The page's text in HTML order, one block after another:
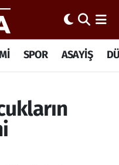
SPOR ASAYİŞ
Fikstür